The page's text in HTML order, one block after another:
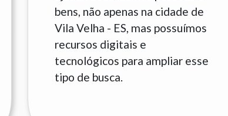
bens, não apenas na cidade de
Vila Velha - ES, mas possuímos
recursos digitais e
tecnológicos para ampliar esse
tipo de busca.